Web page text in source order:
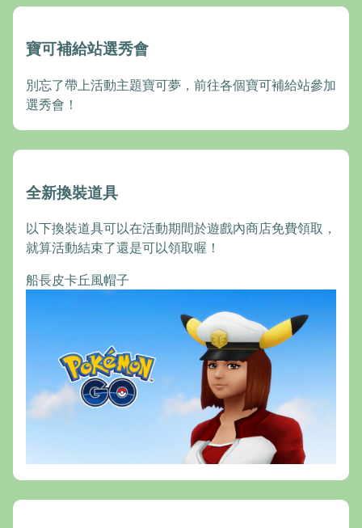
寶可補給站選秀會
別忘了帶上活動主題寶可夢，前往各個寶可補給站參加
選秀會！
全新換裝道具
以下換裝道具可以在活動期間於遊戲內商店免費領取，
就算活動結束了還是可以領取喔！
船長皮卡丘風帽子